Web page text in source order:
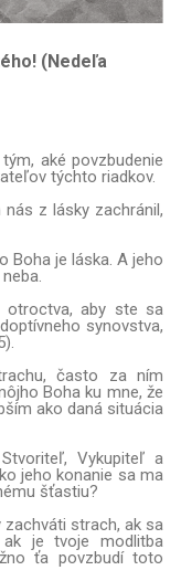
(Nedeľa
aké povzbudenie
týchto riadkov.
z lásky zachránil,
Boha je láska. A jeho
otroctva, aby ste sa
synovstva,
často za ním
Boha ku mne, že
ako daná situácia
Vykupiteľ a
jeho konanie sa ma
šťastiu?
strach, ak sa
je tvoje modlitba
ťa povzbudí toto